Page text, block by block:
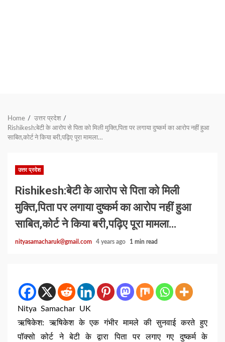
Home
उत्तर प्रदेश
Rishikesh:बेटी के आरोप से पिता को मिली मुक्ति,पिता पर लगाया दुष्कर्म का आरोप नहीं हुआ
साबित,कोर्ट ने किया बरी,पढ़िए पूरा मामला…
उत्तर प्रदेश
Rishikesh:बेटी के आरोप से पिता को मिली
मुक्ति,पिता पर लगाया दुष्कर्म का आरोप नहीं हुआ
साबित,कोर्ट ने किया बरी,पढ़िए पूरा मामला…
nityasamacharuk@gmail.com 4 years ago 1 min read
Nitya Samachar UK
ऋषिकेश: ऋषिकेश के एक गंभीर मामले की सुनवाई करते हुए
पॉक्सो कोर्ट ने बेटी के द्वारा पिता पर लगाए गए दुष्कर्म के